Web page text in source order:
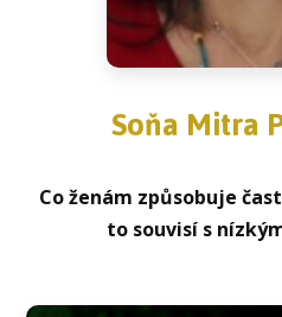
Soňa Mitra
Co ženám způsobuje
to souvisí s